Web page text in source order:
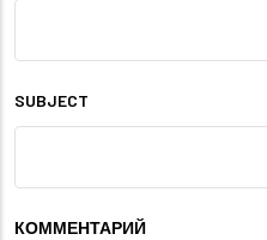
SUBJECT
КОММЕНТАРИЙ